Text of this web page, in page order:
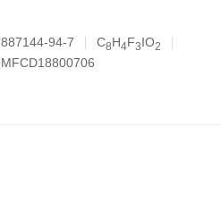
887144-94-7 C8H4F3IO2
MFCD18800706